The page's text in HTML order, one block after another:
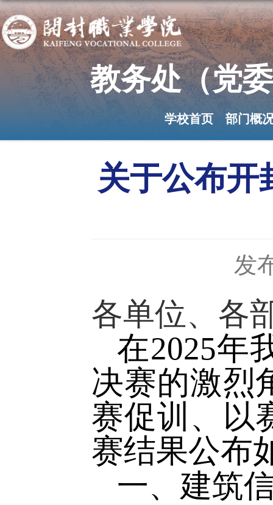
教务处（党
学校首页 部门概
关于公布开
发
各单位、各
在2025年
决赛的激烈
赛促训、以
赛结果公布
一、建筑